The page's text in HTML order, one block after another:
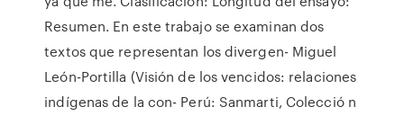
Resumen. En este trabajo se examinan dos
textos que representan los divergen- Miguel
León-Portilla (Visión de los vencidos: relaciones
indígenas de la con- Perú: Sanmarti, Colecció n